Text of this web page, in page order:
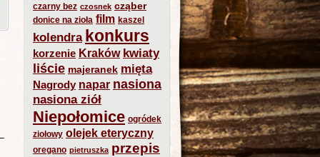
czarny bez czosnek cząber
donice na zioła film kaszel
kolendra konkurs
korzenie Kraków kwiaty
liście majeranek mięta
Nagrody napar nasiona
nasiona ziół
Niepołomice ogródek
ziołowy olejek eteryczny
oregano pietruszka przepis